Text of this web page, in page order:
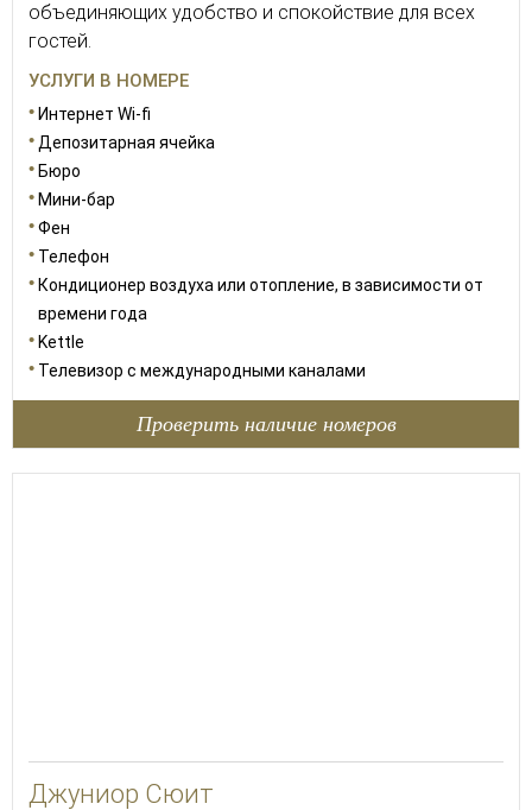
объединяющих удобство и спокойствие для всех
гостей.
УСЛУГИ В НОМЕРЕ
Интернет Wi-fi
Депозитарная ячейка
Бюро
Мини-бар
Фен
Телефон
Кондиционер воздуха или отопление, в зависимости от
времени года
Kettle
Телевизор с международными каналами
Проверить наличие номеров
Джуниор Сюит